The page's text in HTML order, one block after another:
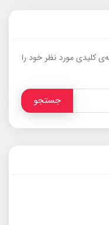
کلیدی مورد نظر خود را
جستجو